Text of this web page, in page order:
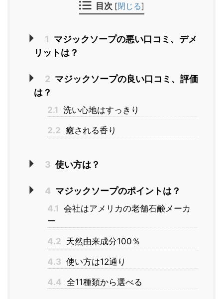
目次 [閉じる]
1 マジックソープの悪い口コミ、デメ
リットは？
2 マジックソープの良い口コミ、評価
は？
2.1 洗い心地はすっきり
2.2 癒される香り
3 使い方は？
4 マジックソープのポイントは？
4.1 会社はアメリカの老舗石鹸メーカ
ー
4.2 天然由来成分100％
4.3 使い方は12通り
4.4 全11種類から選べる